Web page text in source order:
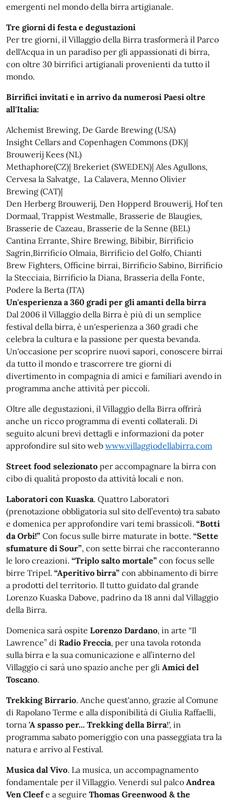
emergenti nel mondo della birra artigianale.
Tre giorni di festa e degustazioni
Per tre giorni, il Villaggio della Birra trasformerà il Parco
dell'Acqua in un paradiso per gli appassionati di birra,
con oltre 30 birrifici artigianali provenienti da tutto il
mondo.
Birrifici invitati e in arrivo da numerosi Paesi oltre
all'Italia:
Alchemist Brewing, De Garde Brewing (USA)
Insight Cellars and Copenhagen Commons (DK)|
Brouwerij Kees (NL)
Methaphore(CZ)| Brekeriet (SWEDEN)| Ales Agullons,
Cervesa la Salvatge, La Calavera, Menno Olivier
Brewing (CAT)|
Den Herberg Brouwerij, Den Hopperd Brouwerij, Hof ten
Dormaal, Trappist Westmalle, Brasserie de Blaugies,
Brasserie de Cazeau, Brasserie de la Senne (BEL)
Cantina Errante, Shire Brewing, Bibibir, Birrificio
Sagrin,Birrificio Olmaia, Birrificio del Golfo, Chianti
Brew Fighters, Officine birrai, Birrificio Sabino, Birrificio
la Stecciaia, Birrificio la Diana, Brasseria della Fonte,
Podere la Berta (ITA)
Un'esperienza a 360 gradi per gli amanti della birra
Dal 2006 il Villaggio della Birra è più di un semplice
festival della birra, è un'esperienza a 360 gradi che
celebra la cultura e la passione per questa bevanda.
Un'occasione per scoprire nuovi sapori, conoscere birrai
da tutto il mondo e trascorrere tre giorni di
divertimento in compagnia di amici e familiari avendo in
programma anche attività per piccoli.
Oltre alle degustazioni, il Villaggio della Birra offrirà
anche un ricco programma di eventi collaterali. Di
seguito alcuni brevi dettagli e informazioni da poter
approfondire sul sito web www.villaggiodellabirra.com
Street food selezionato per accompagnare la birra con
cibo di qualità proposto da attività locali e non.
Laboratori con Kuaska. Quattro Laboratori
(prenotazione obbligatoria sul sito dell’evento) tra sabato
e domenica per approfondire vari temi brassicoli. “Botti
da Orbi!” Con focus sulle birre maturate in botte. “Sette
sfumature di Sour”, con sette birrai che racconteranno
le loro creazioni. “Triplo salto mortale” con focus selle
birre Tripel. “Aperitivo birra” con abbinamento di birre
a prodotti del territorio. Il tutto guidato dal grande
Lorenzo Kuaska Dabove, padrino da 18 anni dal Villaggio
della Birra.
Domenica sarà ospite Lorenzo Dardano, in arte “Il
Lawrence” di Radio Freccia, per una tavola rotonda
sulla birra e la sua comunicazione e all’interno del
Villaggio ci sarà uno spazio anche per gli Amici del
Toscano.
Trekking Birrario. Anche quest'anno, grazie al Comune
di Rapolano Terme e alla disponibilità di Giulia Raffaelli,
torna 'A spasso per... Trekking della Birra!', in
programma sabato pomeriggio con una passeggiata tra la
natura e arrivo al Festival.
Musica dal Vivo. La musica, un accompagnamento
fondamentale per il Villaggio. Venerdi sul palco Andrea
Ven Cleefe a seguire Thomas Greenwood & the